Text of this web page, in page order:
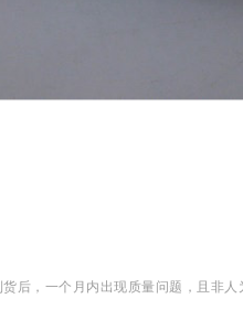
后，一个月内出现质量问题，且非人